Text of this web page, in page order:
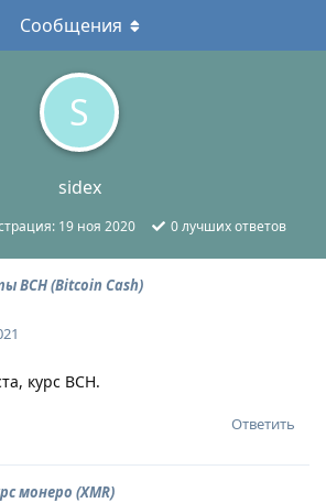
S
sidex
19 ноя 2020 0лучших ответов
Сообщения
BCH (Bitcoin Cash)
курс BCH.
Ответить
монеро (XMR)